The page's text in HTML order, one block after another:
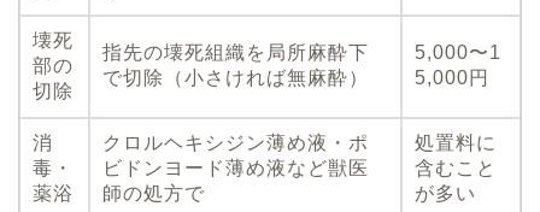
壊死
部の
切除
指先の壊死組織を局所麻酔下
で切除（小さければ無麻酔）
5,000〜1
5,000円
消
毒・
薬浴
クロルヘキシジン薄め液・ポ
ビドンヨード薄め液など獣医
師の処方で
処置料に
含むこと
が多い